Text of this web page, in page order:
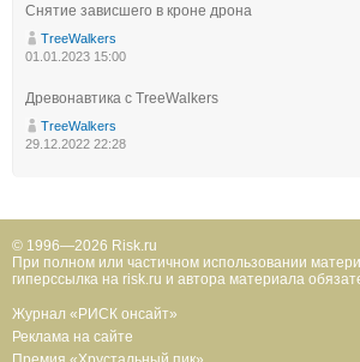
Снятие зависшего в кроне дрона
TreeWalkers
01.01.2023 15:00
Древонавтика с TreeWalkers
TreeWalkers
29.12.2022 22:28
© 1996—2026 Risk.ru
При полном или частичном использовании
гиперссылка на risk.ru и автора материала
Журнал «РИСК онсайт»
Реклама на сайте